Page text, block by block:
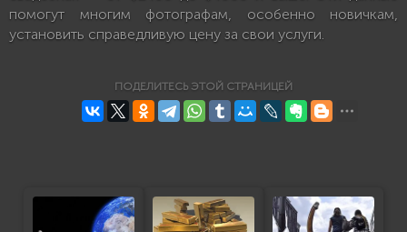
помогут многим фотографам, особенно новичкам,
установить справедливую цену за свои услуги.
ПОДЕЛИТЕСЬ ЭТОЙ СТРАНИЦЕЙ